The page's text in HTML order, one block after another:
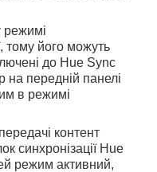
режимі
тому його можуть
до Hue Sync
на передній панелі
в режимі
контент
синхронізації Hue
режим активний,